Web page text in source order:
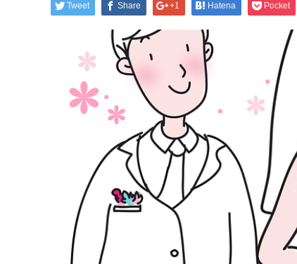
Tweet Share +1 Hatena Pocket